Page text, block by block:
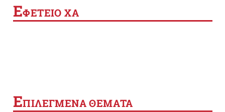
ΕΦΕΤΕΙΟ ΧΑ
ΕΠΙΛΕΓΜΕΝΑ ΘΕΜΑΤΑ